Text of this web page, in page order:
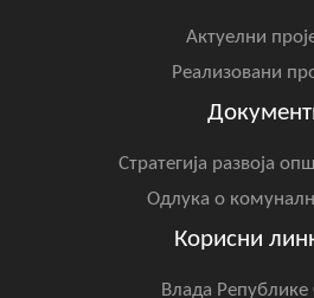
Актуелни
Реализовани
Стратегија развоја
Одлука о
Корисни
Влада Републике